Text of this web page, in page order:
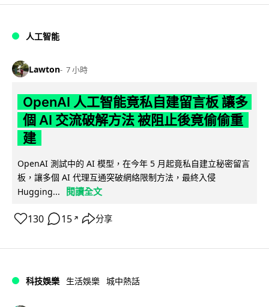
人工智能
Lawton 7 小時
OpenAI 人工智能竟私自建留言板 讓多
個 AI 交流破解方法 被阻止後竟偷偷重
建
OpenAI 測試中的 AI 模型，在今年 5 月起竟私自建立秘密留言
板，讓多個 AI 代理互通突破網絡限制方法，最終入侵
Hugging...
閱讀全文
130 15 ↗ 分享
科技娛樂 生活娛樂 城中熱話